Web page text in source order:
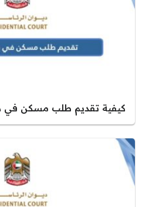
كيفية تقديم طلب مسكن في